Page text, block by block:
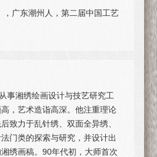
，广东潮州人，第二届中国工艺
事湘绣绘画设计与技艺研究工
，艺术造诣高深。他注重理论
致力于乱针绣、双面全异绣、
门类的探索与研究，并设计出
绣画稿。90年代初，大师首次